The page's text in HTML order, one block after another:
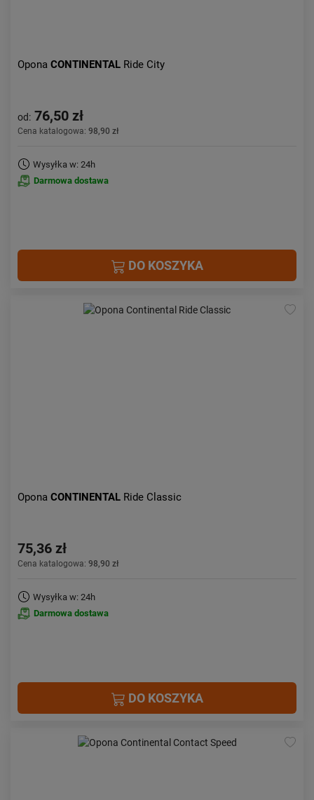
Opona CONTINENTAL Ride City
od: 76,50 zł
Cena katalogowa: 98,90 zł
Wysyłka w: 24h
Darmowa dostawa
DO KOSZYKA
Opona CONTINENTAL Ride Classic
75,36 zł
Cena katalogowa: 98,90 zł
Wysyłka w: 24h
Darmowa dostawa
DO KOSZYKA